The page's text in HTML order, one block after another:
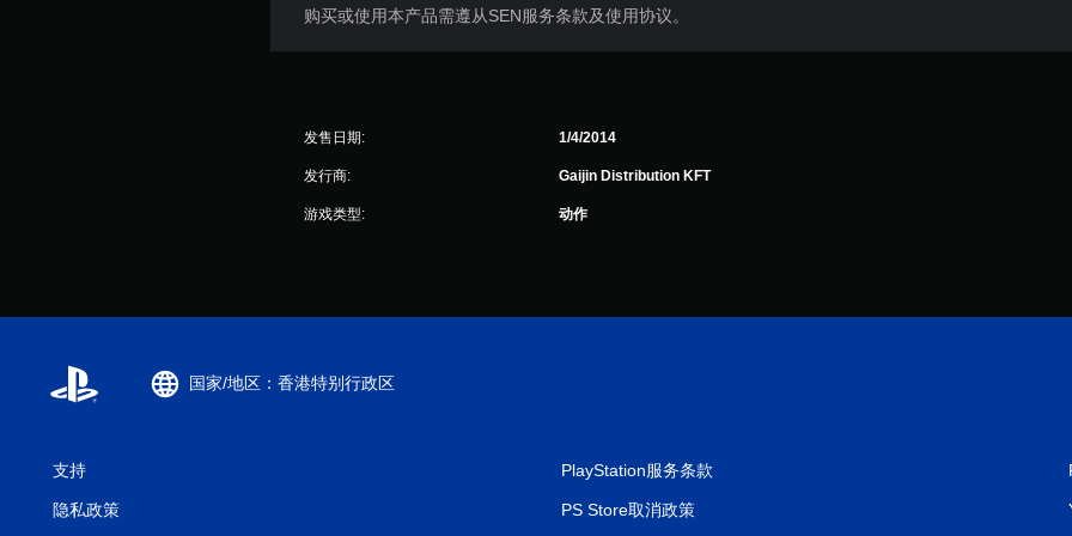
购买或使用本产品需遵从SEN服务条款及使用协议。
发售日期: 1/4/2014
发行商: Gaijin Distribution KFT
游戏类型: 动作
国家/地区：香港特别行政区
支持
隐私政策
PlayStation服务条款
PS Store取消政策